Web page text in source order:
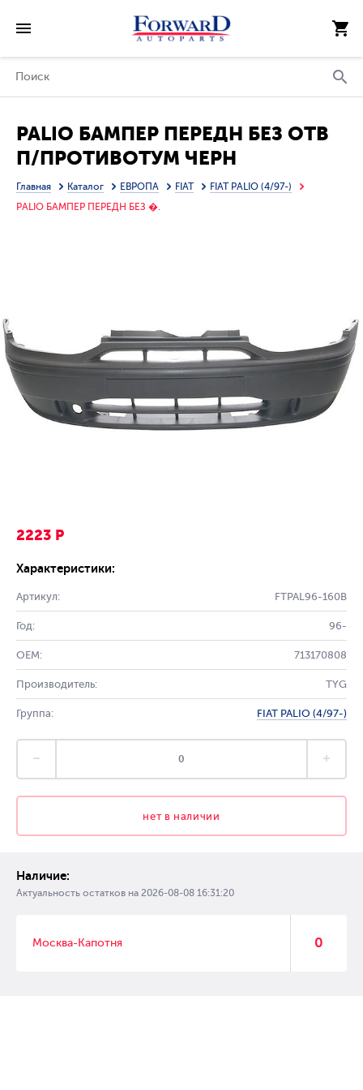
PALIO БАМПЕР ПЕРЕДН БЕЗ ОТВ
П/ПРОТИВОТУМ ЧЕРН
Главная Каталог ЕВРОПА FIAT
FIAT PALIO (4/97-)
PALIO БАМПЕР ПЕРЕДН БЕЗ �.
2223 Р
Характеристики:
Артикул: FTPAL96-160B
Год: 96-
OEM: 713170808
Производитель: TYG
Группа: FIAT PALIO (4/97-)
нет в наличии
Наличие:
Актуальность остатков на 2026-08-08 16:31:20
Москва-Капотня 0